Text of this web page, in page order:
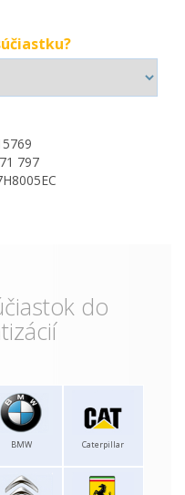
797
do
BMW Caterpillar